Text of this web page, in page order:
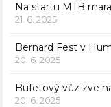
Na startu MTB
21. 6. 2025
Bernard Fest v
20. 6. 2025
Bufetový vůz zve
20. 6. 2025